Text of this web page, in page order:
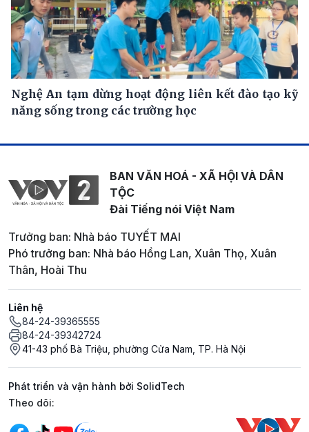
Nghệ An tạm dừng hoạt động liên kết đào tạo kỹ
năng sống trong các trường học
BAN VĂN HOÁ - XÃ HỘI VÀ DÂN
TỘC
Đài Tiếng nói Việt Nam
Trưởng ban: Nhà báo TUYẾT MAI
Phó trưởng ban: Nhà báo Hồng Lan, Xuân Thọ, Xuân
Thân, Hoài Thu
Liên hệ
84-24-39365555
84-24-39342724
41-43 phố Bà Triệu, phường Cửa Nam, TP. Hà Nội
Phát triển và vận hành bởi SolidTech
Mạng xã hội
Theo dõi: